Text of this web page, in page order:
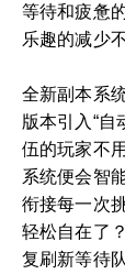
等待和疲惫
乐趣的减少
全新副本系
版本引入“自
伍的玩家不
系统便会智
衔接每一次
轻松自在了
复刷新等待队